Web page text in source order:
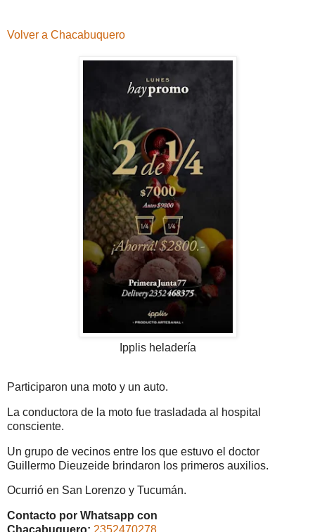
Volver a Chacabuquero
Ipplis heladería
Participaron una moto y un auto.
La conductora de la moto fue trasladada al hospital
consciente.
Un grupo de vecinos entre los que estuvo el doctor
Guillermo Dieuzeide brindaron los primeros auxilios.
Ocurrió en San Lorenzo y Tucumán.
Contacto por Whatsapp con